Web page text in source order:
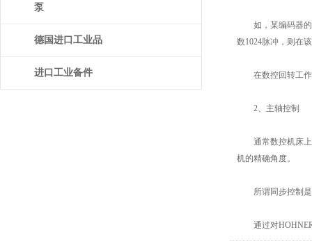
泵
德国进口工业品
进口工业备件
如，某编码器的
数1024脉冲，则在
在数控回转工作
2、主轴控制
通常数控机床上
机的精确角度。
所谓同步控制是
通过对HOHNER